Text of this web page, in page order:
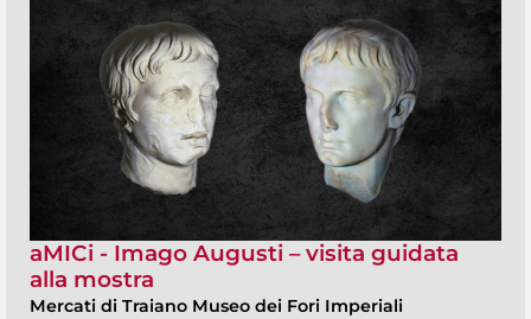
aMICi - Imago Augusti – visita guidata
alla mostra
Mercati di Traiano Museo dei Fori Imperiali